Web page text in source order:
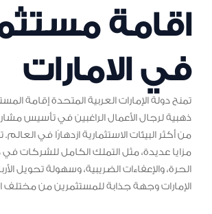
اقامة
في الامارات
تمنح دولة الإمارات العربية المتحدة إقامة
ذهبية لرجال الأعمال الراغبين في تأسيس
من أكثر البيئات الاستثمارية ازدهارًا في
مزايا عديدة، مثل التملك الكامل للشركات
الحرة، والإعفاءات الضريبية، وسهولة تحويل
الإمارات وجهة جذابة للمستثمرين من مختلف